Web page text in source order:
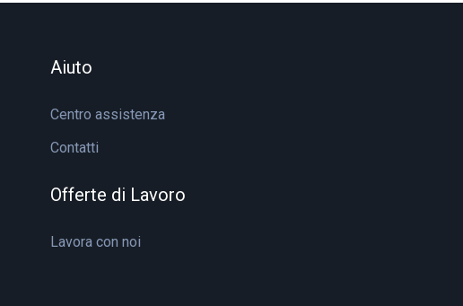
Aiuto
Centro assistenza
Contatti
Offerte di Lavoro
Lavora con noi